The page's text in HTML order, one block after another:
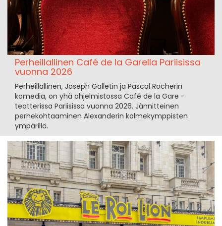
Perheillallinen Café de la Garella Pariisissa
vuonna 2026
Perheillallinen, Joseph Galletin ja Pascal Rocherin
komedia, on yhä ohjelmistossa Café de la Gare -
teatterissa Pariisissa vuonna 2026. Jännitteinen
perhekohtaaminen Alexanderin kolmekymppisten
ympärillä.